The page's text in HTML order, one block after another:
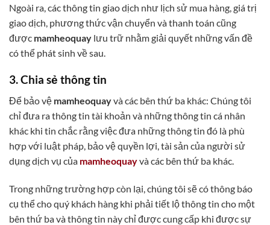
Ngoài ra, các thông tin giao dịch như lịch sử mua hàng, giá trị
giao dịch, phương thức vận chuyển và thanh toán cũng
được mamheoquay lưu trữ nhằm giải quyết những vấn đề
có thể phát sinh về sau.
3. Chia sẻ thông tin
Để bảo vệ mamheoquayvà các bên thứ ba khác: Chúng tôi
chỉ đưa ra thông tin tài khoản và những thông tin cá nhân
khác khi tin chắc rằng việc đưa những thông tin đó là phù
hợp với luật pháp, bảo vệ quyền lợi, tài sản của người sử
dụng dịch vụ của mamheoquayvà các bên thứ ba khác.
Trong những trường hợp còn lại, chúng tôi sẽ có thông báo
cụ thể cho quý khách hàng khi phải tiết lộ thông tin cho một
bên thứ ba và thông tin này chỉ được cung cấp khi được sự